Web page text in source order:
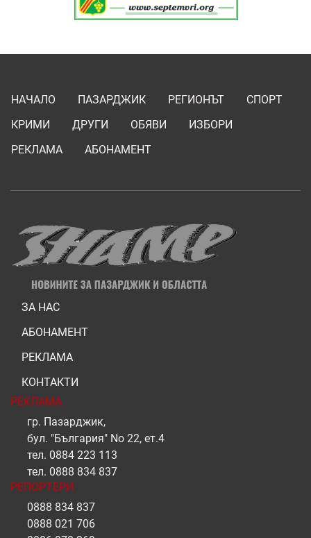
НАЧАЛО ПАЗАРДЖИК РЕГИОНЪТ
СПОРТ
КРИМИ
ДРУГИ ОБЯВИ
ИЗБОРИ
РЕКЛАМА
АБОНАМЕНТ
ЗА НАС
АБОНАМЕНТ
РЕКЛАМА
КОНТАКТИ
РЕКЛАМА
гр. Пазарджик,
бул. "България" No 22, ет.4
тел. 0884 223 113
тел. 0888 834 837
РЕПОРТЕРИ
0888 834 837
0888 021 706